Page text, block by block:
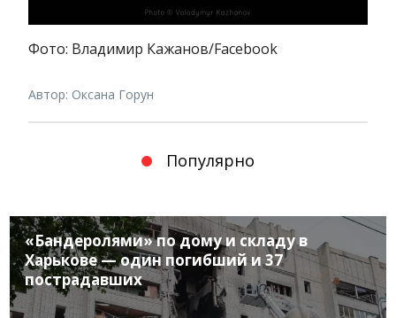
Фото: Владимир Кажанов/Facebook
Автор: Оксана Горун
Популярно
«Бандеролями» по дому и складу в
Харькове — один погибший и 37
пострадавших